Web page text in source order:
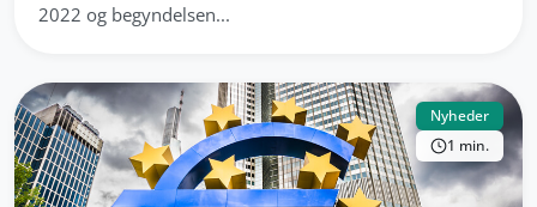
2022 og begyndelsen...
Nyheder
1 min.